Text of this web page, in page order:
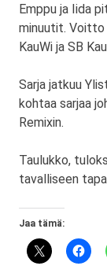
Emppu ja Iida
minuutit.
KauWi ja SB
Sarja jatkuu
kohtaa sarjaa
Remixin.
Taulukko,
tavalliseen
Jaa tämä: